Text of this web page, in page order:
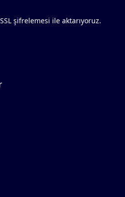
şifrelemesi ile aktarıyoruz.